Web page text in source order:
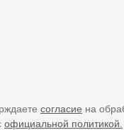
согласие на
официальной политикой.